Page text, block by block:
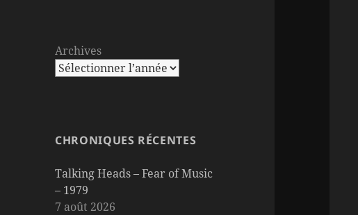
Archives
CHRONIQUES RÉCENTES
Talking Heads – Fear of Music
– 1979
7 août 2026